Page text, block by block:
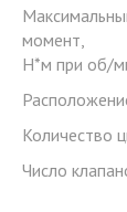
момент,
Н*м при об/
Количество
Число